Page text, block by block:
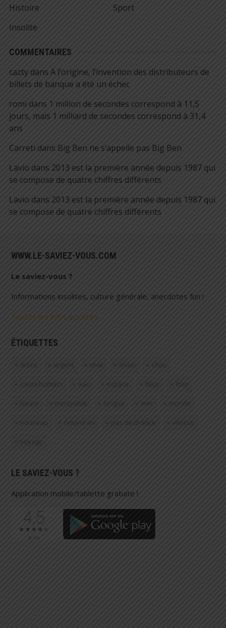
Histoire
Insolite
Sport
COMMENTAIRES
caztydans A l’origine, l’invention des distributeurs de
billets de banque a été un échec
romi dans 1 million de secondes correspond à 11,5
jours, mais 1 milliard de secondes correspond à 31,4
ans
Carreti dans Big Ben ne s’appelle pas Big Ben
Lavio dans 2013 est la première année depuis 1987 qui
se compose de quatre chiffres différents
Lavio dans 2013 est la première année depuis 1987 qui
se compose de quatre chiffres différents
WWW.LE-SAVIEZ-VOUS.COM
Le saviez-vous ?
Informations insolites, culture générale, anecdotes fun !
Toutes les infos insolites
ÉTIQUETTES
arbre argent chat chien choc
corps humain eau espace faux fruit
heure incroyable langue mer monde
nouveau nouvel an pas de chance vitesse
voyage
LE SAVIEZ-VOUS ?
Application mobile/tablette gratuite !